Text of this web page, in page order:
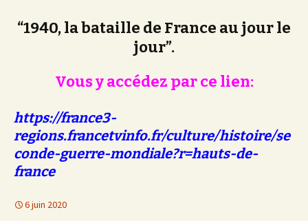
“1940, la bataille de France au jour le
jour”.
Vous y accédez par ce lien:
https://france3-
regions.francetvinfo.fr/culture/histoire/se
conde-guerre-mondiale?r=hauts-de-
france
6 juin 2020